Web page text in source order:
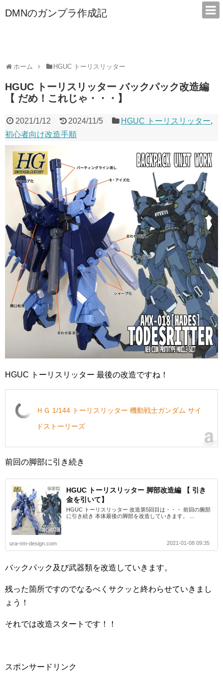
DMNのガンプラ作成記
ホーム HGUC トーリスリッター
HGUC トーリスリッター バックパック改造編
【 だめ！これじゃ・・・】
2021/1/12 2024/11/5 HGUC トーリスリッター,
初心者向け改造手順
HGUC トーリスリッター 最後の改造ですね！
ＨＧ 1/144 トーリスリッター 機動戦士ガンダム サイ
ドストーリーズ
前回の脚部に引き続き
HGUC トーリスリッター 脚部改造編 【 引き
金を引いて】
HGUC トーリスリッター 改造第5回目は・・・ 前回の腕部
に引き続き 本体最後の脚部を改造していきます。 ...
ura-nm-design.com 2021-01-08 09:35
バックパック及び武器類を改造していきます。
残った箇所ですのでなるべくサクッと終わらせていきまし
ょう！
それでは改造スタートです！！
スポンサードリンク